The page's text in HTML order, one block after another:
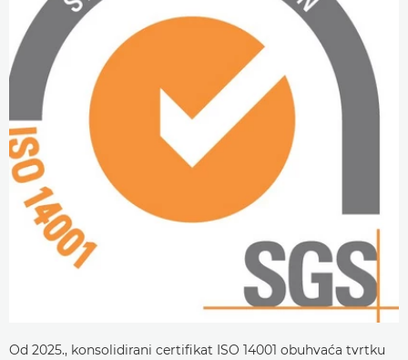
Od 2025., konsolidirani certifikat ISO 14001 obuhvaća tvrtku